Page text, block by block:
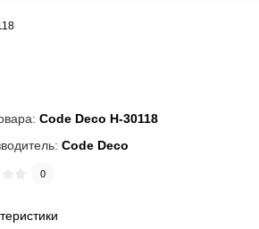
Code Deco H-30118
Code Deco
0